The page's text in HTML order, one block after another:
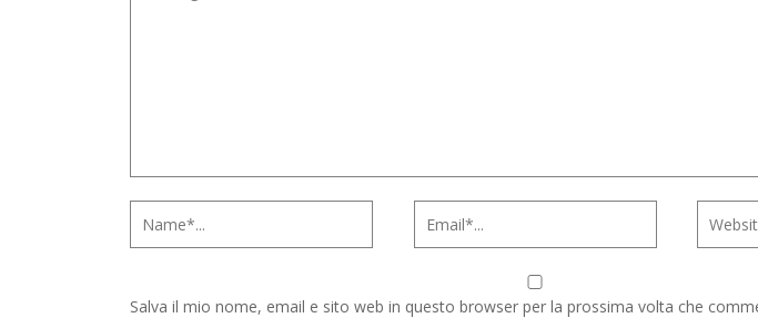
Salva il mio nome, email e sito web in questo browser per la prossima volta che